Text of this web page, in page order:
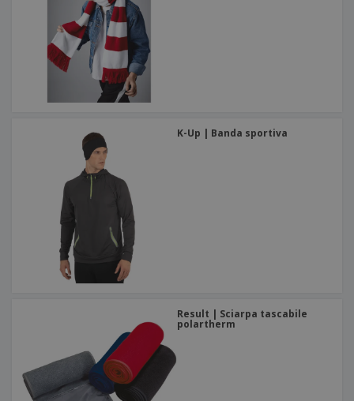
K-Up | Banda sportiva
Result | Sciarpa tascabile
polartherm